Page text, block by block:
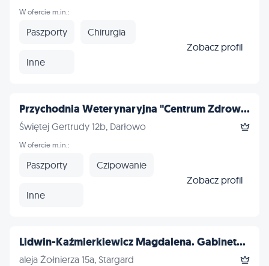
W ofercie m.in.:
Paszporty Chirurgia
Inne
Zobacz profil
Przychodnia Weterynaryjna "Centrum Zdrow...
Świętej Gertrudy 12b, Darłowo
W ofercie m.in.:
Paszporty Czipowanie
Inne
Zobacz profil
Lidwin-Kaźmierkiewicz Magdalena. Gabinet...
aleja Żołnierza 15a, Stargard